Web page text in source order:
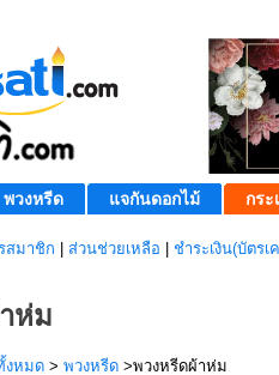
พวงหรีด แจกันดอกไม้ กระ
สมาชิก ส่วนช่วยเหลือ ชำระเงิน(บัตรเ
ห่ม
งหมด > พวงหรีด >พวงหรีดผ้าห่ม